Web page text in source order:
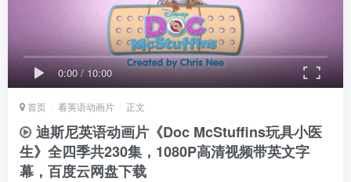
0:00/ 10:00
首页 看英语动画片 正文
迪斯尼英语动画片《Doc McStuffins玩具小医
生》全四季共230集，1080P高清视频带英文字
幕，百度云网盘下载